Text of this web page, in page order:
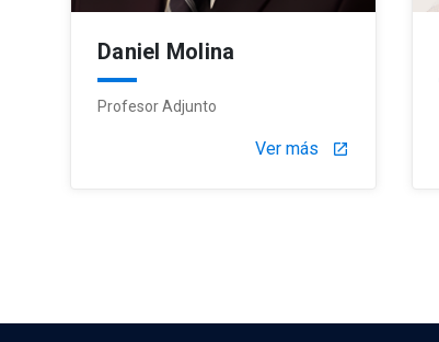
Daniel Molina
Profesor Adjunto
Ver más launch